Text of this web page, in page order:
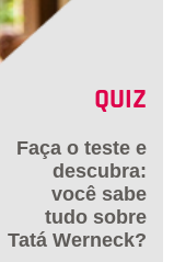
QUIZ
Faça o teste e
descubra:
você sabe
tudo sobre
Tatá Werneck?